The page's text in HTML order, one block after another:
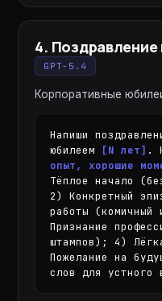
4.
GPT-5.4
Корпоративные
Напиши
юбилеем [N лет] .
опыт, хорошие
Тёплое начало
2) Конкретный
работы
Признание
штампов); 4)
Пожелание на
слов для устного